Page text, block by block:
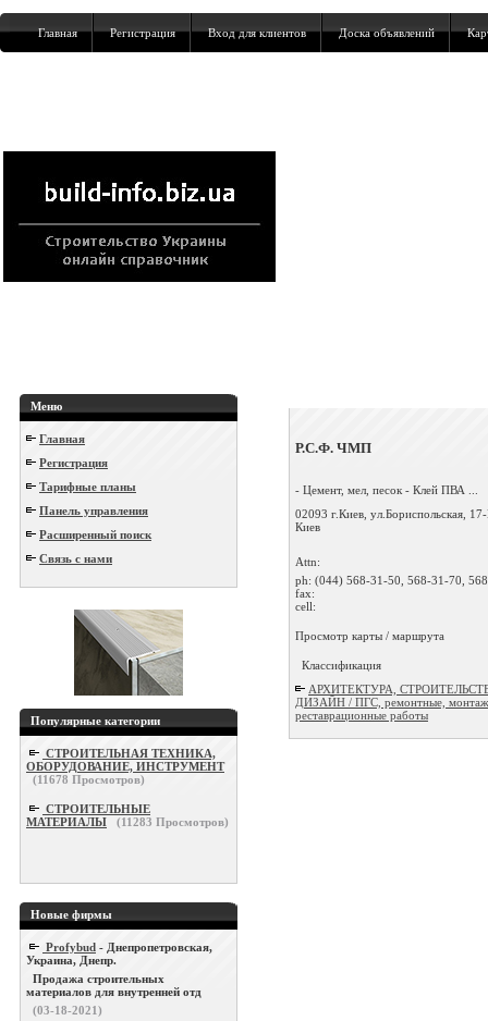
Главная Регистрация Вход для клиентов Доска объявлений
Меню
Главная
Регистрация
Тарифные планы
Панель управления
Расширенный поиск
Связь с нами
Популярные категории
СТРОИТЕЛЬНАЯ ТЕХНИКА,
ОБОРУДОВАНИЕ, ИНСТРУМЕНТ
(11678 Просмотров)
СТРОИТЕЛЬНЫЕ
МАТЕРИАЛЫ
(11283 Просмотров)
Новые фирмы
Profybud - Днепропетровская,
Украина, Днепр.
Продажа строительных
материалов для внутренней отд
(03-18-2021)
Р.С.Ф. ЧМП
- Цемент, мел, песок - Клей ПВА ...
02093 г.Киев, ул.Бориспольская,
Киев
Attn:
ph: (044) 568-31-50, 568-31-70,
fax:
cell:
Просмотр карты / маршрута
Классификация
АРХИТЕКТУРА,
ДИЗАЙН / ПГС, ремонтные,
реставрационные работы